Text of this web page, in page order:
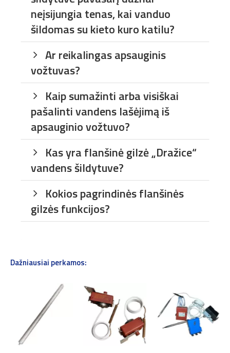
neįsijungia tenas, kai vanduo
šildomas su kieto kuro katilu?
Ar reikalingas apsauginis
vožtuvas?
Kaip sumažinti arba visiškai
pašalinti vandens lašėjimą iš
apsauginio vožtuvo?
Kas yra flanšinė gilzė „Dražice“
vandens šildytuve?
Kokios pagrindinės flanšinės
gilzės funkcijos?
Dažniausiai perkamos: